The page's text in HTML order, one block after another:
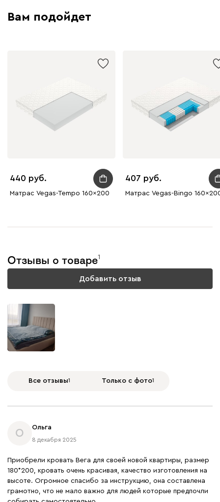
Вам подойдет
440
Матрас Vegas-Tempo 160x200
407
Матрас Vegas-Bingo
Отзывы о товаре1
Добавить отзыв
Все отзывы1 Только с фото1
О
Ольга
8 декабря 2025
Приобрели кровать Вега для своей новой квартиры, размер
180*200, кровать очень красивая, качество изготовления на
высоте. Огромное спасибо за инструкцию, она составлена
грамотно, что не мало важно для людей которые предпочли